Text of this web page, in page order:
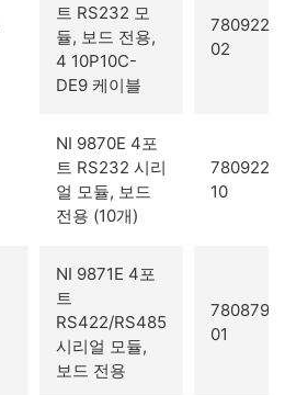
트 RS232 모
듈, 보드 전용,
4 10P10C-
DE9 케이블
780922-
02
NI 9870E 4포
트 RS232 시리
얼 모듈, 보드
전용 (10개)
780922-
10
NI 9871E 4포
트
RS422/RS485
시리얼 모듈,
보드 전용
780879-
01